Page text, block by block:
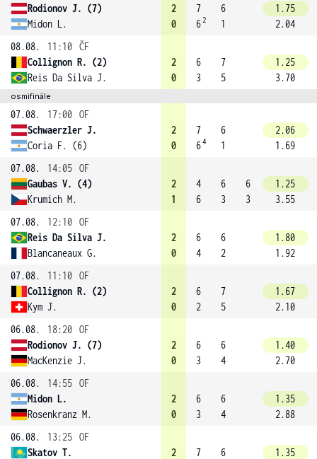
Rodionov J. (7)
Midon L.
2
0
7
62
6
1
1.75
2.04
08.08.
11:10 ČF
Collignon R. (2)
Reis Da Silva J.
2
0
6
3
7
5
1.25
3.70
osmifinále
07.08. 17:00 OF
Schwaerzler J.
Coria F. (6)
2
0
7
64
6
1
2.06
1.69
07.08.
14:05 OF
Gaubas V. (4)
Krumich M.
2
1
4
6
6
3
6
3
1.25
3.55
07.08.
12:10 OF
Reis Da Silva J.
Blancaneaux G.
2
0
6
4
6
2
1.80
1.92
07.08.
11:10 OF
Collignon R. (2)
Kym J.
2
0
6
2
7
5
1.67
2.10
06.08.
18:20 OF
Rodionov J. (7)
MacKenzie J.
2
0
6
3
6
4
1.40
2.70
06.08.
14:55 OF
Midon L.
Rosenkranz M.
2
0
6
3
6
4
1.35
2.88
06.08.
13:25 OF
Skatov T.
2
7
6
1.35